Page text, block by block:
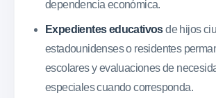
dependencia económica.
Expedientes educativosde hijos
estadounidenses o residentes
escolares y evaluaciones de
especiales cuando corresponda.